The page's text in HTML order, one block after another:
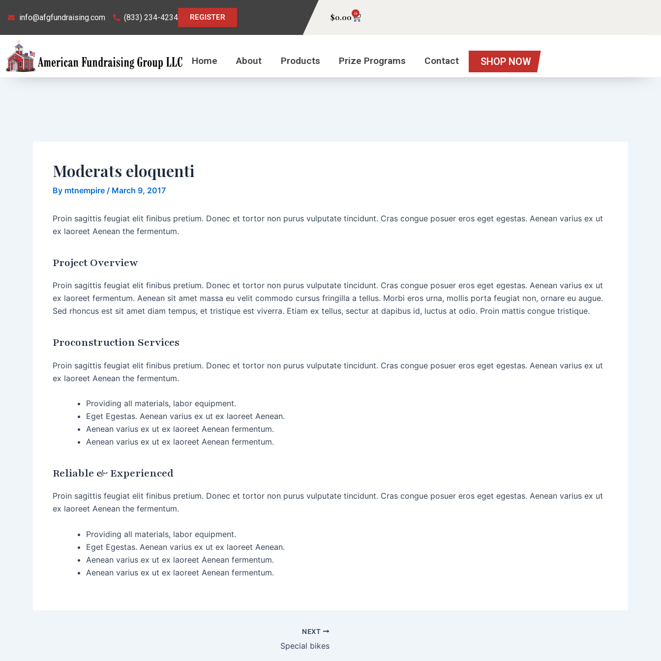
info@afgfundraising.com (833) 234-4234 REGISTER $0.00 0 Cart
Home About Products Prize Programs Contact SHOP NOW
Moderats eloquenti
By mtnempire/ March 9, 2017
Proin sagittis feugiat elit finibus pretium. Donec et tortor non purus vulputate tincidunt. Cras congue posuer eros eget egestas. Aenean varius ex ut
ex laoreet Aenean the fermentum.
Project Overview
Proin sagittis feugiat elit finibus pretium. Donec et tortor non purus vulputate tincidunt. Cras congue posuer eros eget egestas. Aenean varius ex ut
ex laoreet fermentum. Aenean sit amet massa eu velit commodo cursus fringilla a tellus. Morbi eros urna, mollis porta feugiat non, ornare eu augue.
Sed rhoncus est sit amet diam tempus, et tristique est viverra. Etiam ex tellus, sectur at dapibus id, luctus at odio. Proin mattis congue tristique.
Proconstruction Services
Proin sagittis feugiat elit finibus pretium. Donec et tortor non purus vulputate tincidunt. Cras congue posuer eros eget egestas. Aenean varius ex ut
ex laoreet Aenean the fermentum.
Providing all materials, labor equipment.
Eget Egestas. Aenean varius ex ut ex laoreet Aenean.
Aenean varius ex ut ex laoreet Aenean fermentum.
Aenean varius ex ut ex laoreet Aenean fermentum.
Reliable & Experienced
Proin sagittis feugiat elit finibus pretium. Donec et tortor non purus vulputate tincidunt. Cras congue posuer eros eget egestas. Aenean varius ex ut
ex laoreet Aenean the fermentum.
Providing all materials, labor equipment.
Eget Egestas. Aenean varius ex ut ex laoreet Aenean.
Aenean varius ex ut ex laoreet Aenean fermentum.
Aenean varius ex ut ex laoreet Aenean fermentum.
navigation
NEXT
Special bikes